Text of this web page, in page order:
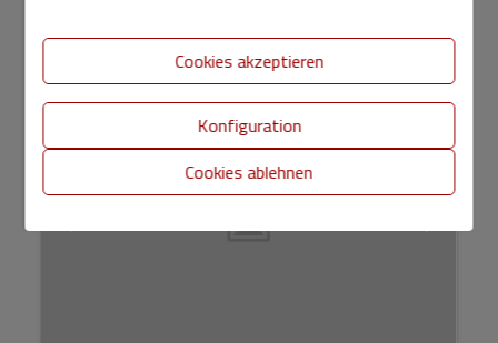
Cookies akzeptieren
Konfiguration
Cookies ablehnen